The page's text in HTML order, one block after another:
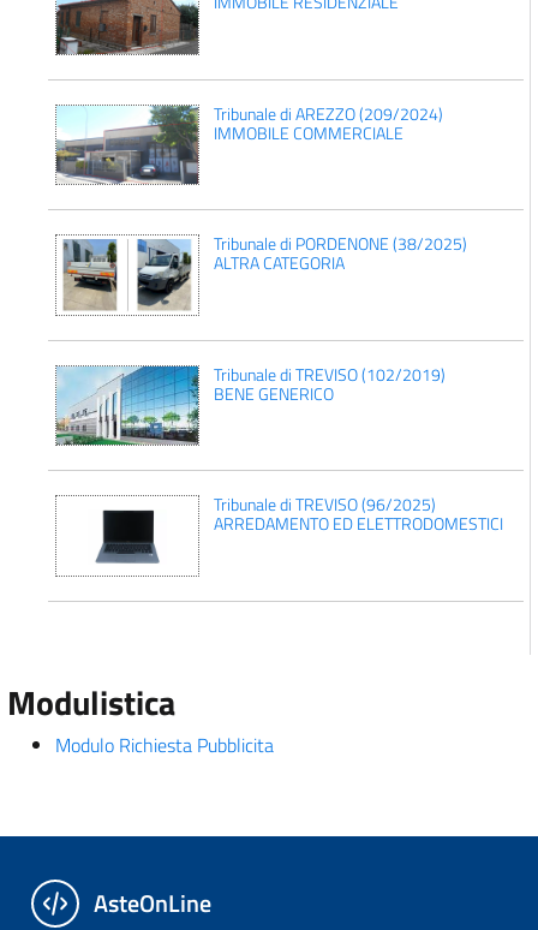
Tribunale di AREZZO (209/2024)
IMMOBILE COMMERCIALE
Tribunale di PORDENONE (38/2025)
ALTRA CATEGORIA
Tribunale di TREVISO (102/2019)
BENE GENERICO
Tribunale di TREVISO (96/2025)
ARREDAMENTO ED ELETTRODOMESTICI
Modulistica
Modulo Richiesta Pubblicita
AsteOnLine